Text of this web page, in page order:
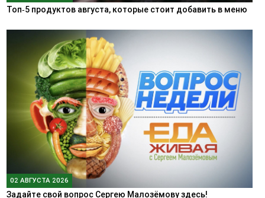
Топ‑5 продуктов августа, которые стоит добавить в меню
02 АВГУСТА 2026
Задайте свой вопрос Сергею Малозёмову здесь!